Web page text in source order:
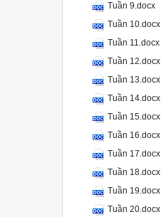
Tuần 9.docx
Tuần 10.docx
Tuần 11.docx
Tuần 12.docx
Tuần 13.docx
Tuần 14.docx
Tuần 15.docx
Tuần 16.docx
Tuần 17.docx
Tuần 18.docx
Tuần 19.docx
Tuần 20.docx